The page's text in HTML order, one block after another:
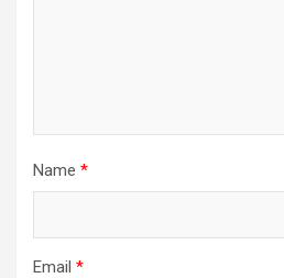
Name *
Email *